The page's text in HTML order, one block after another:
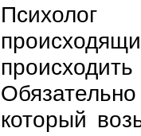
который